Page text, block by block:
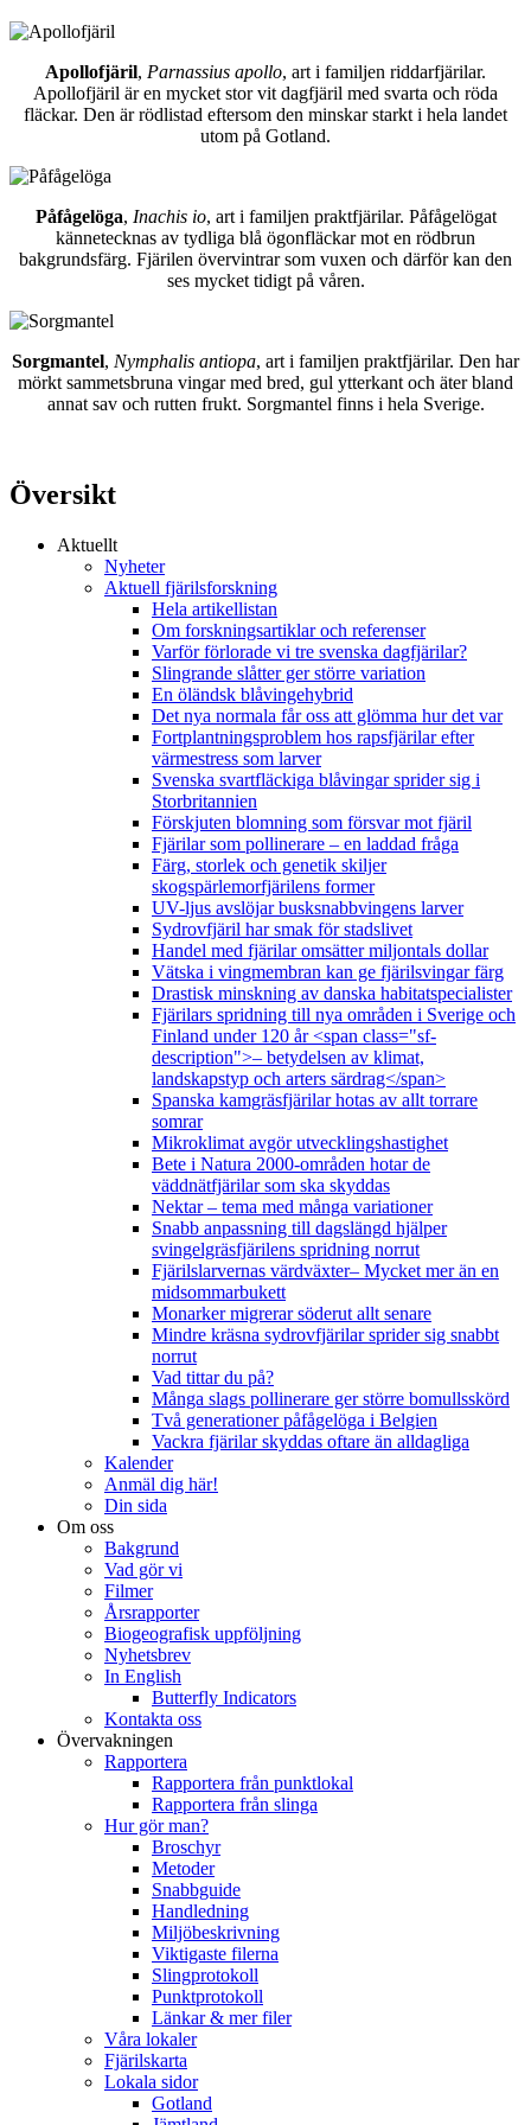
Apollofjäril, Parnassius apollo, art i familjen riddarfjärilar.
Apollofjäril är en mycket stor vit dagfjäril med svarta och röda
fläckar. Den är rödlistad eftersom den minskar starkt i hela landet
utom på Gotland.
Påfågelöga, Inachis io, art i familjen praktfjärilar. Påfågelögat
kännetecknas av tydliga blå ögonfläckar mot en rödbrun
bakgrundsfärg. Fjärilen övervintrar som vuxen och därför kan den
ses mycket tidigt på våren.
Sorgmantel, Nymphalis antiopa, art i familjen praktfjärilar. Den har
mörkt sammetsbruna vingar med bred, gul ytterkant och äter bland
annat sav och rutten frukt. Sorgmantel finns i hela Sverige.
Översikt
Aktuellt
Nyheter
Aktuell fjärilsforskning
Hela artikellistan
Om forskningsartiklar och referenser
Varför förlorade vi tre svenska dagfjärilar?
Slingrande slåtter ger större variation
En öländsk blåvingehybrid
Det nya normala får oss att glömma hur det var
Fortplantningsproblem hos rapsfjärilar efter
värmestress som larver
Svenska svartfläckiga blåvingar sprider sig i
Storbritannien
Förskjuten blomning som försvar mot fjäril
Fjärilar som pollinerare – en laddad fråga
Färg, storlek och genetik skiljer
skogspärlemorfjärilens former
UV-ljus avslöjar busksnabbvingens larver
Sydrovfjäril har smak för stadslivet
Handel med fjärilar omsätter miljontals dollar
Vätska i vingmembran kan ge fjärilsvingar färg
Drastisk minskning av danska habitatspecialister
Fjärilars spridning till nya områden i Sverige och
Finland under 120 år <span class="sf-
description">– betydelsen av klimat,
landskapstyp och arters särdrag</span>
Spanska kamgräsfjärilar hotas av allt torrare
somrar
Mikroklimat avgör utvecklingshastighet
Bete i Natura 2000-områden hotar de
väddnätfjärilar som ska skyddas
Nektar – tema med många variationer
Snabb anpassning till dagslängd hjälper
svingelgräsfjärilens spridning norrut
Fjärilslarvernas värdväxter– Mycket mer än en
midsommarbukett
Monarker migrerar söderut allt senare
Mindre kräsna sydrovfjärilar sprider sig snabbt
norrut
Vad tittar du på?
Många slags pollinerare ger större bomullsskörd
Två generationer påfågelöga i Belgien
Vackra fjärilar skyddas oftare än alldagliga
Kalender
Anmäl dig här!
Din sida
Om oss
Bakgrund
Vad gör vi
Filmer
Årsrapporter
Biogeografisk uppföljning
Nyhetsbrev
In English
Butterfly Indicators
Kontakta oss
Övervakningen
Rapportera
Rapportera från punktlokal
Rapportera från slinga
Hur gör man?
Broschyr
Metoder
Snabbguide
Handledning
Miljöbeskrivning
Viktigaste filerna
Slingprotokoll
Punktprotokoll
Länkar & mer filer
Våra lokaler
Fjärilskarta
Lokala sidor
Gotland